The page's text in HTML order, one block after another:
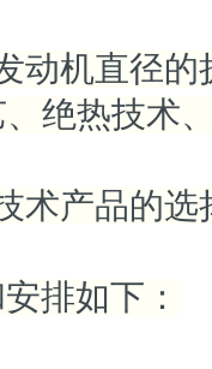
动机直径
绝热技术
术产品的选
排如下：